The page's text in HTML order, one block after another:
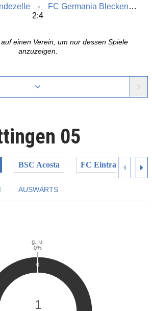
FC Germania Bleckenstedt
2:4
einen Verein, um nur dessen Spiele
anzuzeigen.
05
BSC Acosta FC Eintracht
AUSWÄRTS